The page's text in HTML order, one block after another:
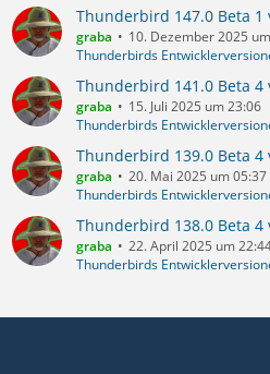
Thunderbird 147.0 Beta
graba
10. Dezember 2025
Thunderbirds
Thunderbird 141.0 Beta
graba
15. Juli 2025 um 23:06
Thunderbirds
Thunderbird 139.0 Beta
graba
20. Mai 2025 um 05:37
Thunderbirds
Thunderbird 138.0 Beta
graba
22. April 2025 um
Thunderbirds